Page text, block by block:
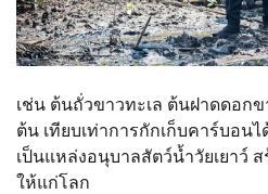
เช่น ต้นถั่วขาวทะเล ต้นฝาดดอก
ต้น เทียบเท่าการกักเก็บคาร์บอน
เป็นแหล่งอนุบาลสัตว์น้ำวัยเยาว์
ให้แก่โลก